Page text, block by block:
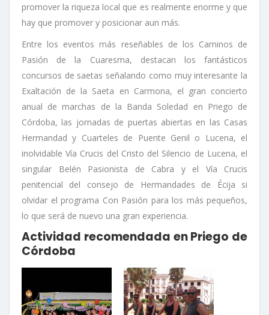
promover la riqueza local que es realmente enorme y que
hay que promover y posicionar aun más.
Entre los eventos más reseñables de los Caminos de
Pasión de la Cuaresma, destacan los fantásticos
concursos de saetas señalando como muy interesante la
Exaltación de la Saeta en Carmona, el gran concierto
anual de marchas de la Banda Soledad en Priego de
Córdoba, las jornadas de puertas abiertas en las Casas
Hermandad y Cuarteles de Puente Genil o Lucena, el
inolvidable Vía Crucis del Cristo del Silencio de Lucena, el
singular Belén Pasionista de Cabra y el Vía Crucis
penitencial del consejo de Hermandades de Écija si
olvidar el programa Con Pasión para los más pequeños,
lo que será de nuevo una gran experiencia.
Actividad recomendada en Priego de
Córdoba